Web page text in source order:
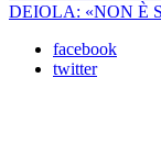
DEIOLA: «NON È
facebook
twitter